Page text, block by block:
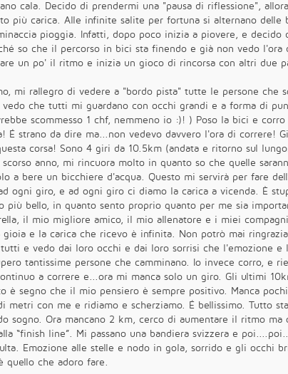
cala. Decido di prendermi una "pausa di riflessione",
più carica. Alle infinite salite per fortuna si alternano
pioggia. Infatti, dopo poco inizia a piovere, e
so che il percorso in bici sta finendo e già non vedo
un po' il ritmo e inizia un gioco di rincorsa con altri due
mi rallegro di vedere a "bordo pista" tutte le persone
che tutti mi guardano con occhi grandi e a forma di
scommesso 1 chf, nemmeno io :)! ) Poso la bici e
É strano da dire ma...non vedevo davvero l'ora di correre!
corsa! Sono 4 giri da 10.5km (andata e ritorno sul
anno, mi rincuora molto in quanto so che quelle
a bere un bicchiere d'acqua. Questo mi servirà per fare
ogni giro, e ad ogni giro ci diamo la carica a vicenda. È
più bello, in quanto sento proprio quanto per me sia
il mio migliore amico, il mio allenatore e i miei
e la carica che ricevo è infinita. Non potrò mai
e vedo dai loro occhi e dai loro sorrisi che l'emozione e
tantissime persone che camminano. Io invece corro, e
a correre e...ora mi manca solo un giro. Gli ultimi
è segno che il mio pensiero è sempre positivo. Manca
metri con me e ridiamo e scherziamo. É bellissimo. Tutto
sogno. Ora mancano 2 km, cerco di aumentare il ritmo
“finish line”. Mi passano una bandiera svizzera e
Emozione alle stelle e nodo in gola, sorrido e gli occhi
quello che adoro fare.